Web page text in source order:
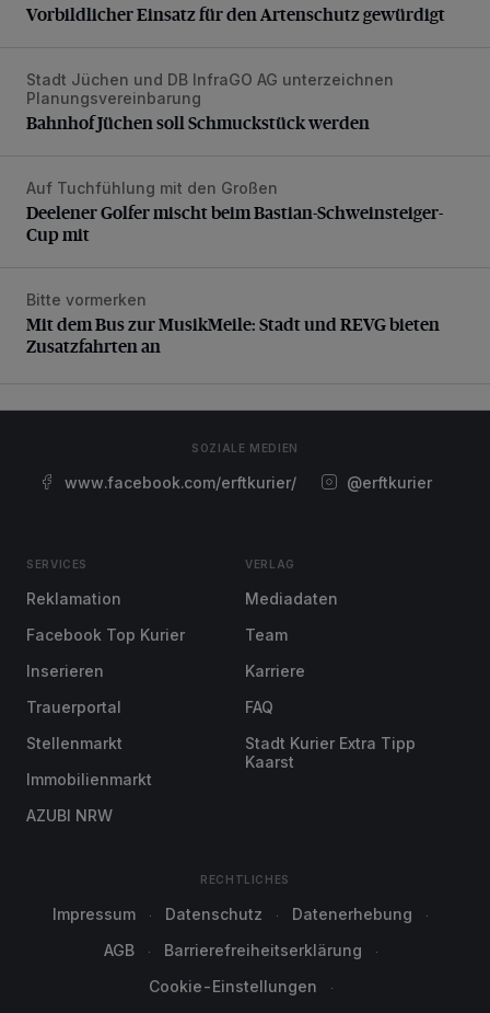
Vorbildlicher Einsatz für den Artenschutz gewürdigt
Bahnhof Jüchen soll Schmuckstück werden
Stadt Jüchen und DB InfraGO AG unterzeichnen
Planungsvereinbarung
Bahnhof Jüchen soll Schmuckstück werden
Deelener Golfer mischt beim Bastian-Schweinsteiger-
Auf Tuchfühlung mit den Großen
Deelener Golfer mischt beim Bastian-Schweinsteiger-
Cup mit
Mit dem Bus zur MusikMeile: Stadt und REVG bieten
Bitte vormerken
Mit dem Bus zur MusikMeile: Stadt und REVG bieten
Zusatzfahrten an
SOZIALE MEDIEN
www.facebook.com/erftkurier/ @erftkurier
SERVICES
Reklamation
Facebook Top Kurier
Inserieren
Trauerportal
Stellenmarkt
Immobilienmarkt
AZUBI NRW
VERLAG
Mediadaten
Team
Karriere
FAQ
Stadt Kurier Extra Tipp
Kaarst
RECHTLICHES
Impressum Datenschutz
Datenerhebung
AGB
Barrierefreiheitserklärung
Cookie-Einstellungen